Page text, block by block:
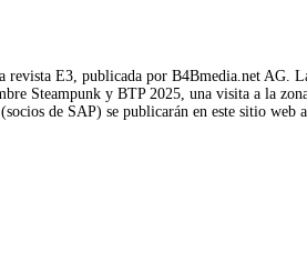
revista E3, publicada por B4Bmedia.net AG.
Steampunk y BTP 2025, una visita a la
de SAP) se publicarán en este sitio web